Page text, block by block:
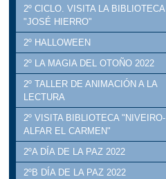
2º CICLO. VISITA LA BIBLIOTECA
"JOSÉ HIERRO"
2º HALLOWEEN
2º LA MAGIA DEL OTOÑO 2022
2º TALLER DE ANIMACIÓN A LA
LECTURA
2º VISITA BIBLIOTECA "NIVEIRO-
ALFAR EL CARMEN"
2ºA DÍA DE LA PAZ 2022
2ºB DÍA DE LA PAZ 2022